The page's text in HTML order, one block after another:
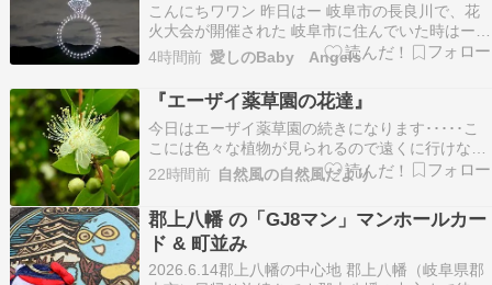
こんにちワワン 昨日はー 岐阜市の長良川で、花
火大会が開催された 岐阜市に住んでいた時はー
毎年のように行ってたなぁー でも、財政難？ ど
んどん花火もショボくなり。。 行かなくなってい
た。。 エンジェルズとは、２・３回一緒に行った
けど！！ ここ最近、 有料席が出来てー 見応え
出…
4時間前 愛しのBaby Angels
『エーザイ薬草園の花達』
今日はエーザイ薬草園の続きになります･････こ
こには色々な植物が見られるので遠くに行けない
時にはここで薬草を見て楽しむ事が多いです～ 今
日は岐阜市の長良川の花火大会が行われています
が最近は見に行く事が無くなりました･････ 特に
住んでいる場所が変わってからは全く見なくなり
まし…
22時間前 自然風の自然風だより
郡上八幡 の「GJ8マン」マンホールカー
ド & 町並み
2026.6.14郡上八幡の中心地 郡上八幡（岐阜県郡